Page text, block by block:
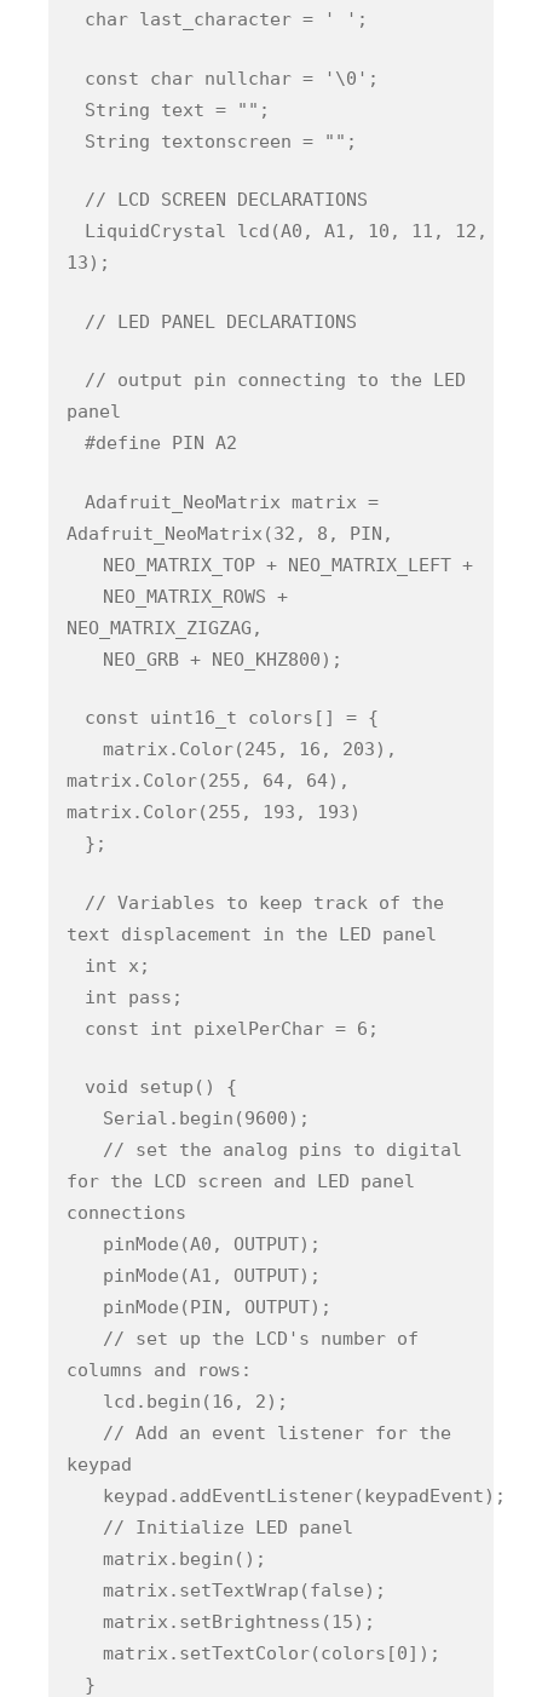
char last_character = ' ';
const char nullchar = '\0';
String text = "";
String textonscreen = "";
// LCD SCREEN DECLARATIONS
LiquidCrystal lcd(A0, A1, 10, 11, 12,
13);
// LED PANEL DECLARATIONS
// output pin connecting to the LED
panel
#define PIN A2
Adafruit_NeoMatrix matrix =
Adafruit_NeoMatrix(32, 8, PIN,
NEO_MATRIX_TOP + NEO_MATRIX_LEFT +
NEO_MATRIX_ROWS +
NEO_MATRIX_ZIGZAG,
NEO_GRB + NEO_KHZ800);
const uint16_t colors[] = {
matrix.Color(245, 16, 203),
matrix.Color(255, 64, 64),
matrix.Color(255, 193, 193)
};
// Variables to keep track of the
text displacement in the LED panel
int x;
int pass;
const int pixelPerChar = 6;
void setup() {
Serial.begin(9600);
// set the analog pins to digital
for the LCD screen and LED panel
connections
pinMode(A0, OUTPUT);
pinMode(A1, OUTPUT);
pinMode(PIN, OUTPUT);
// set up the LCD's number of
columns and rows:
lcd.begin(16, 2);
// Add an event listener for the
keypad
keypad.addEventListener(keypadEvent);
// Initialize LED panel
matrix.begin();
matrix.setTextWrap(false);
matrix.setBrightness(15);
matrix.setTextColor(colors[0]);
}